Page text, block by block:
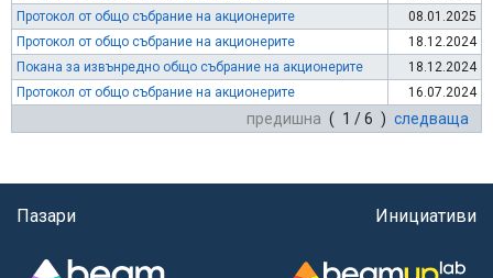
Протокол от общо събрание на акционерите
08.01.2025
Протокол от общо събрание на акционерите
18.12.2024
Покана за извънредно общо събрание на акционерите
18.12.2024
Протокол от общо събрание на акционерите
16.07.2024
предишна ( 1 / 6 ) следваща
Пазари Инициативи